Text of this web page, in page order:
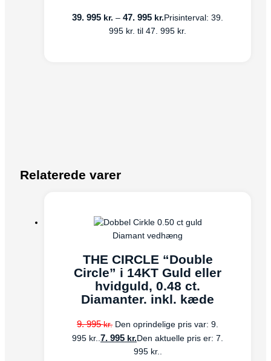
39. 995 kr. – 47. 995 kr.Prisinterval: 39.
995 kr. til 47. 995 kr.
Relaterede varer
Diamant vedhæng
THE CIRCLE “Double
Circle” i 14KT Guld eller
hvidguld, 0.48 ct.
Diamanter. inkl. kæde
9. 995kr. Den oprindelige pris var: 9.
995 kr.. 7. 995 kr. Den aktuelle pris er: 7.
995 kr..